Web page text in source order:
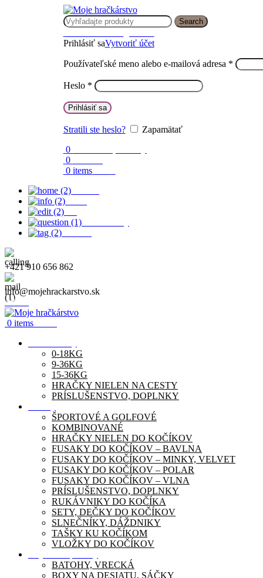
Search
Prihlásiť saVytvoriť účet
Používateľské meno alebo e-mailová adresa *
Heslo *
Prihlásiť sa
Stratili ste heslo?
Zapamätať
0
0
0 items
+421 910 656 862
info@mojehrackarstvo.sk
Menu
0 items
0-18KG
9-36KG
15-36KG
HRAČKY NIELEN NA CESTY
PRÍSLUŠENSTVO, DOPLNKY
ŠPORTOVÉ A GOLFOVÉ
KOMBINOVANÉ
HRAČKY NIELEN DO KOČÍKOV
FUSAKY DO KOČÍKOV – BAVLNA
FUSAKY DO KOČÍKOV – MINKY, VELVET
FUSAKY DO KOČÍKOV – POLAR
FUSAKY DO KOČÍKOV – VLNA
PRÍSLUŠENSTVO, DOPLNKY
RUKÁVNIKY DO KOČÍKA
SETY, DEČKY DO KOČÍKOV
SLNEČNÍKY, DÁŽDNIKY
TAŠKY KU KOČÍKOM
VLOŽKY DO KOČÍKOV
BATOHY, VRECKÁ
BOXY NA DESIATU, SÁČKY